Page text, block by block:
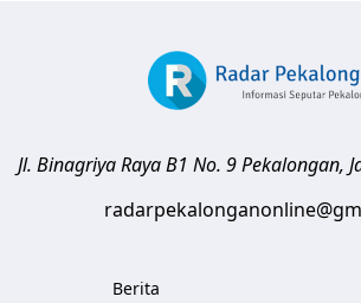
Jl. Binagriya Raya B1 No. 9Pekalongan,
Berita